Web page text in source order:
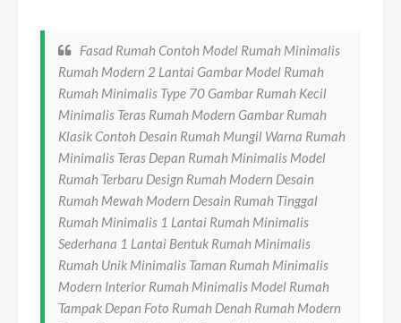
Fasad Rumah Contoh Model Rumah Minimalis
Rumah Modern 2 Lantai Gambar Model Rumah
Rumah Minimalis Type 70 Gambar Rumah Kecil
Minimalis Teras Rumah Modern Gambar Rumah
Klasik Contoh Desain Rumah Mungil Warna Rumah
Minimalis Teras Depan Rumah Minimalis Model
Rumah Terbaru Design Rumah Modern Desain
Rumah Mewah Modern Desain Rumah Tinggal
Rumah Minimalis 1 Lantai Rumah Minimalis
Sederhana 1 Lantai Bentuk Rumah Minimalis
Rumah Unik Minimalis Taman Rumah Minimalis
Modern Interior Rumah Minimalis Model Rumah
Tampak Depan Foto Rumah Denah Rumah Modern